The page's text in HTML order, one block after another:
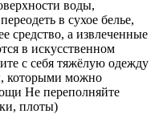
воды,
в сухое белье,
средство, а извлеченные
в искусственном
с себя тяжёлую одежду
которыми можно
Не переполняйте
плоты)